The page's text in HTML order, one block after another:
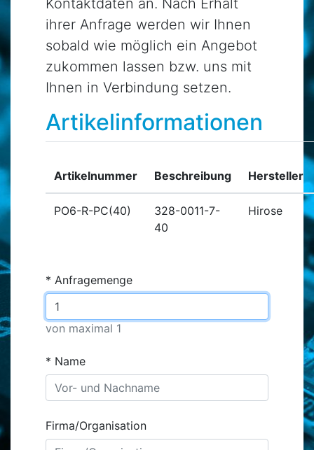
Kontaktdaten an. Nach Erhalt
ihrer Anfrage werden wir Ihnen
sobald wie möglich ein Angebot
zukommen lassen bzw. uns mit
Ihnen in Verbindung setzen.
Artikelinformationen
Artikelnummer Beschreibung Hersteller
PO6-R-PC(40)
328-0011-7-
40
Hirose
Anfragemenge
von maximal 1
Name
Firma/Organisation